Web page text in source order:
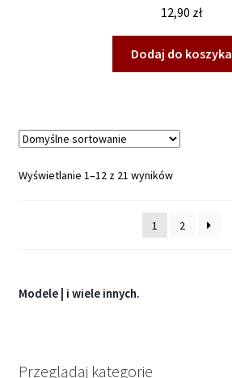
12,90 zł
Dodaj do koszyka
Wyświetlanie 1–12 z 21 wyników
1 2
Modele militarne|i wiele innych.
Przeglądaj kategorie